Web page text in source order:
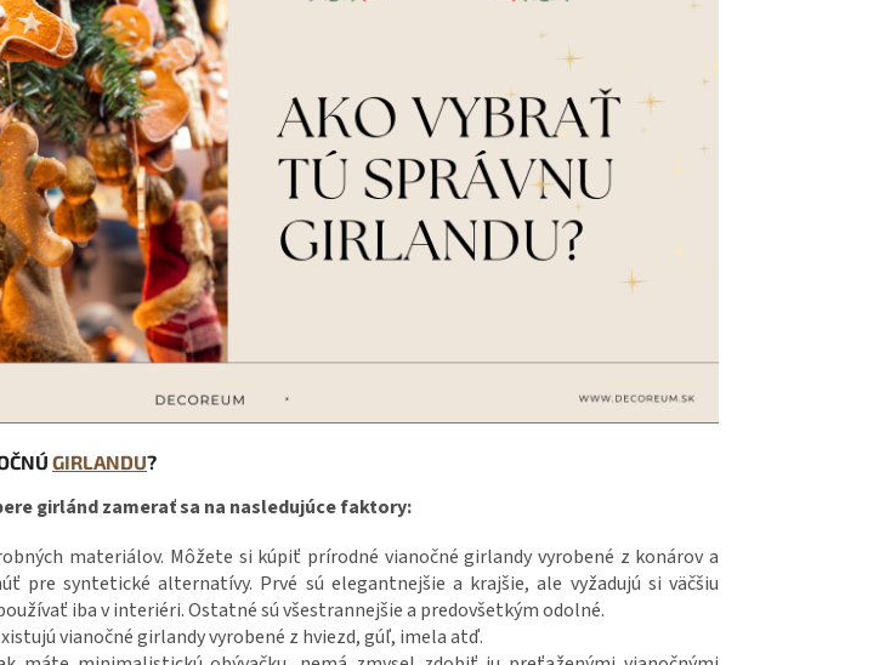
GIRLANDU?
girlánd zamerať sa na nasledujúce faktory:
materiálov. Môžete si kúpiť prírodné vianočné girlandy vyrobené z konárov a
pre syntetické alternatívy. Prvé sú elegantnejšie a krajšie, ale vyžadujú si väčšiu
iba v interiéri. Ostatné sú všestrannejšie a predovšetkým odolné.
vianočné girlandy vyrobené z hviezd, gúľ, imela atď.